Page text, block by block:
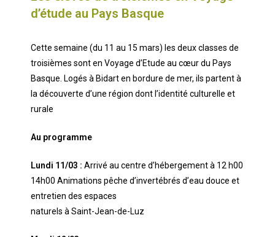
d’étude au Pays Basque
Cette semaine (du 11 au 15 mars) les deux classes de
troisièmes sont en Voyage d’Etude au cœur du Pays
Basque. Logés à Bidart en bordure de mer, ils partent à
la découverte d’une région dont l’identité culturelle et
rurale
Au programme
Lundi 11/03 : Arrivé au centre d’hébergement à 12 h00
14h00 Animations pêche d’invertébrés d’eau douce et
entretien des espaces
naturels à Saint-Jean-de-Luz